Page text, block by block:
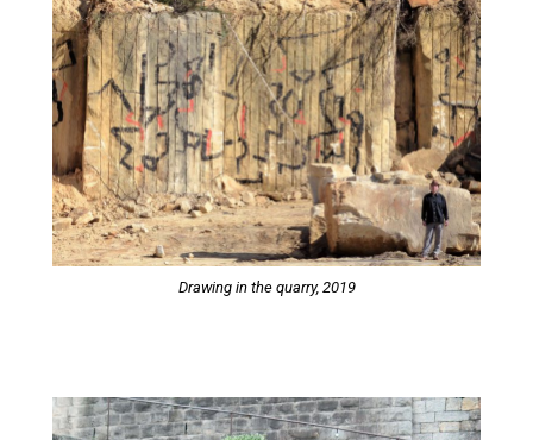
Drawing in the quarry, 2019